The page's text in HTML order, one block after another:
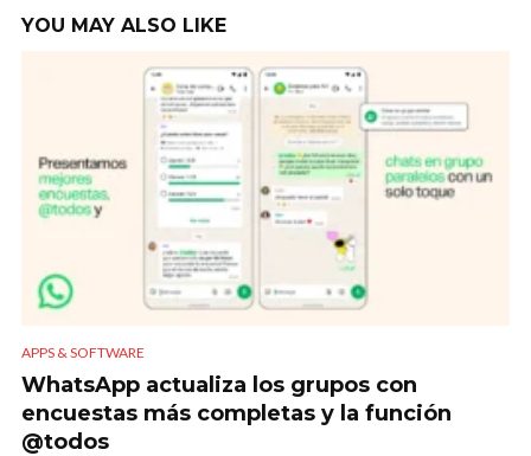
YOU MAY ALSO LIKE
APPS & SOFTWARE
WhatsApp actualiza los grupos con
encuestas más completas y la función
@todos